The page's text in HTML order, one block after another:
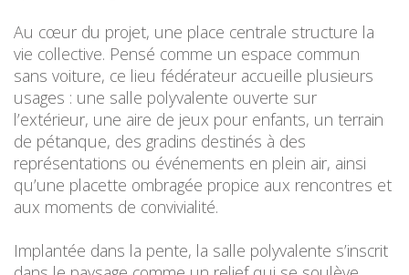
Au cœur du projet, une place centrale structure la
vie collective. Pensé comme un espace commun
sans voiture, ce lieu fédérateur accueille plusieurs
usages : une salle polyvalente ouverte sur
l’extérieur, une aire de jeux pour enfants, un terrain
de pétanque, des gradins destinés à des
représentations ou événements en plein air, ainsi
qu’une placette ombragée propice aux rencontres et
aux moments de convivialité.
Implantée dans la pente, la salle polyvalente s’inscrit